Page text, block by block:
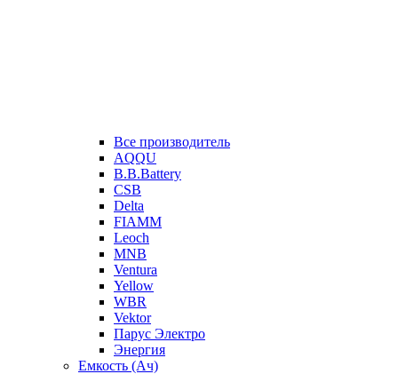
Все производитель
AQQU
B.B.Battery
CSB
Delta
FIAMM
Leoch
MNB
Ventura
Yellow
WBR
Vektor
Парус Электро
Энергия
Емкость (Ач)